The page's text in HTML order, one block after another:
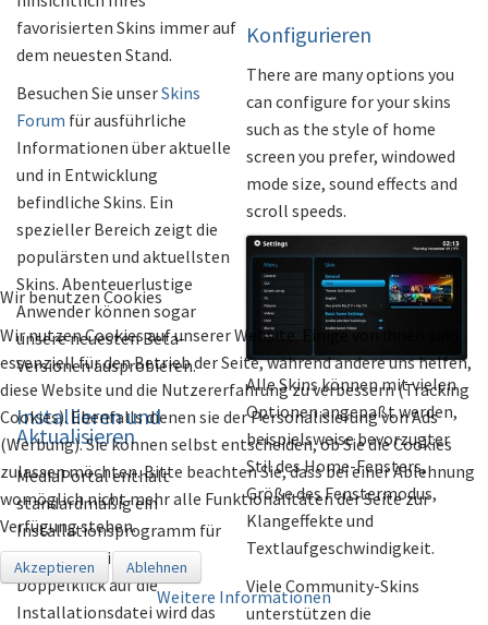
favorisierten Skins immer auf
dem neuesten Stand.
Besuchen Sie unserSkins
Forum für ausführliche
Informationen über aktuelle
und in Entwicklung
befindliche Skins. Ein
spezieller Bereich zeigt die
populärsten und aktuellsten
Skins. Abenteuerlustige
Anwender können sogar
unsere neuesten Beta-
Versionen ausprobieren.
Installieren und
Aktualisieren
MediaPortal enthält
standardmäßig ein
Installationsprogramm für
alle Skins. Mit einem
Doppelklick auf die
Installationsdatei wird das
Konfigurieren
There are many options you
can configure for your skins
such as the style of home
screen you prefer, windowed
mode size, sound effects and
scroll speeds.
Alle Skins können mit vielen
Optionen angepaßt werden,
beispielsweise bevorzugter
Stil des Home-Fensters,
Größe des Fenstermodus,
Klangeffekte und
Textlaufgeschwindigkeit.
Viele Community-Skins
unterstützen die
Wir benutzen Cookies
Wir nutzen Cookies auf unserer Website. Einige von ihnen sind
essenziell für den Betrieb der Seite, während andere uns helfen,
diese Website und die Nutzererfahrung zu verbessern (Tracking
Cookies). Ebenfalls dienen sie der Personalisierung von Ads
(Werbung). Sie können selbst entscheiden, ob Sie die Cookies
zulassen möchten. Bitte beachten Sie, dass bei einer Ablehnung
womöglich nicht mehr alle Funktionalitäten der Seite zur
Verfügung stehen.
Akzeptieren Ablehnen
Weitere Informationen